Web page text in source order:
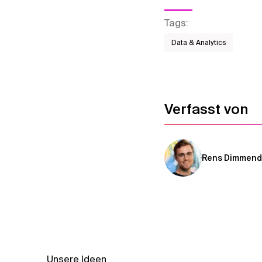
Tags:
Data & Analytics
Verfasst von
Rens
Unsere Ideen